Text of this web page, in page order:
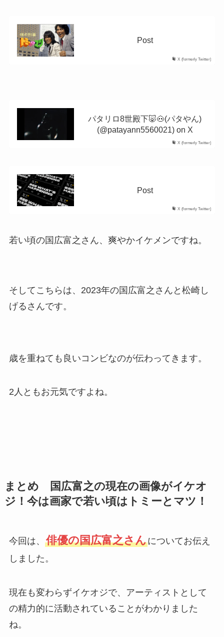
X (formerly Twitter)
Post
X (formerly Twitter)
パタリロ8世殿下🐷🐽(パタやん)
(@patayann5560021) on X
X (formerly Twitter)
Post
若い頃の国広富之さん、爽やかイケメンですね。
そしてこちらは、2023年の国広富之さんと松崎し
げるさんです。
歳を重ねても良いコンビなのが伝わってきます。
2人ともお元気ですよね。
まとめ 国広富之の現在の画像がイケオ
ジ！今は画家で若い頃はトミーとマツ！
今回は、 俳優の国広富之さんについてお伝え
しました。
現在も変わらずイケオジで、アーティストとして
の精力的に活動されていることがわかりました
ね。